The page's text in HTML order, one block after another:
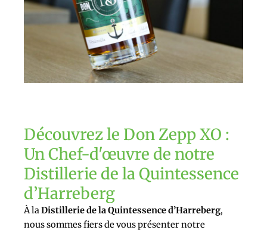
Découvrez le Don Zepp XO :
Un Chef-d'œuvre de notre
Distillerie de la Quintessence
d’Harreberg
À laDistillerie de la Quintessence d’Harreberg,
nous sommes fiers de vous présenter notre